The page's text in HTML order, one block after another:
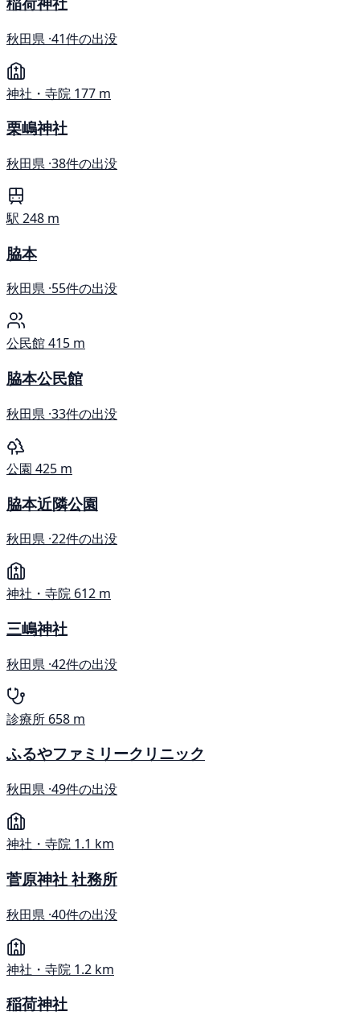
秋田県 ·41件の出没
神社・寺院 177 m
栗嶋神社
秋田県 ·38件の出没
駅 248 m
脇本
秋田県 ·55件の出没
公民館415 m
脇本公民館
秋田県 ·33件の出没
公園 425 m
脇本近隣公園
秋田県 ·22件の出没
神社・寺院 612 m
三嶋神社
秋田県 ·42件の出没
診療所 658 m
ふるやファミリークリニック
秋田県 ·49件の出没
神社・寺院 1.1 km
菅原神社 社務所
秋田県 ·40件の出没
神社・寺院 1.2 km
稲荷神社